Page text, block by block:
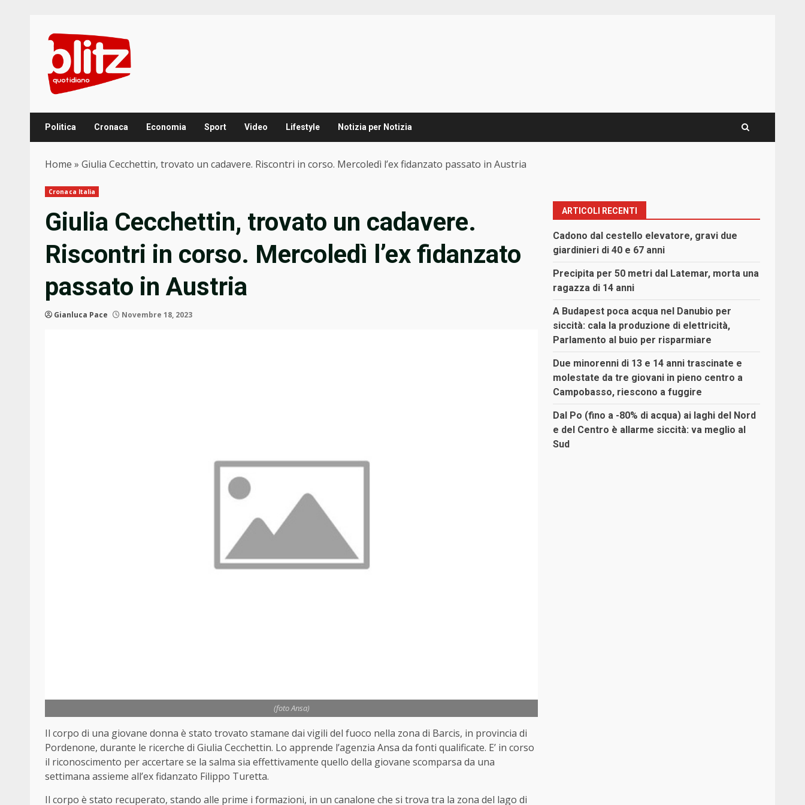
content
Politica Cronaca Economia Sport Video Lifestyle Notizia per Notizia
Home » Giulia Cecchettin, trovato un cadavere. Riscontri in corso. Mercoledì l’ex fidanzato passato in Austria
Cronaca Italia
Giulia Cecchettin, trovato un cadavere.
Riscontri in corso. Mercoledì l’ex fidanzato
passato in Austria
Gianluca Pace Novembre 18, 2023
(foto Ansa)
Il corpo di una giovane donna è stato trovato stamane dai vigili del fuoco nella zona di Barcis, in provincia di
Pordenone, durante le ricerche di Giulia Cecchettin. Lo apprende l’agenzia Ansa da fonti qualificate. E’ in corso
il riconoscimento per accertare se la salma sia effettivamente quello della giovane scomparsa da una
settimana assieme all’ex fidanzato Filippo Turetta.
Il corpo è stato recuperato, stando alle prime i formazioni, in un canalone che si trova tra la zona del lago di
ARTICOLI RECENTI
Cadono dal cestello elevatore, gravi due
giardinieri di 40 e 67 anni
Precipita per 50 metri dal Latemar, morta una
ragazza di 14 anni
A Budapest poca acqua nel Danubio per
siccità: cala la produzione di elettricità,
Parlamento al buio per risparmiare
Due minorenni di 13 e 14 anni trascinate e
molestate da tre giovani in pieno centro a
Campobasso, riescono a fuggire
Dal Po (fino a -80% di acqua) ai laghi del Nord
e del Centro è allarme siccità: va meglio al
Sud